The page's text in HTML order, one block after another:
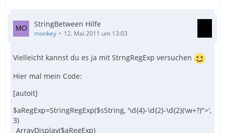
StringBetween Hilfe
monkey 12. Mai 2011 um 13:03
Vielleicht kannst du es ja mit StrngRegExp versuchen
Hier mal mein Code:
[autoit]
$aRegExp=StringRegExp($sString, '\d{4}-\d{2}-\d{2}(\w+?)">',
3)
_ArrayDisplay($aRegExp)